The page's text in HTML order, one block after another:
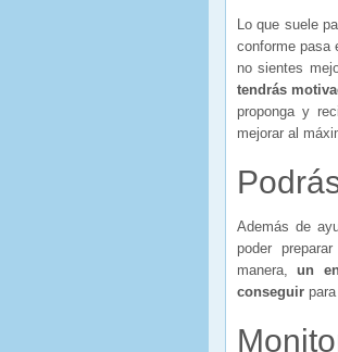
Lo que suele
conforme pasa
no sientes
tendrás
proponga y
mejorar al
Además de
poder
manera,un
conseguir